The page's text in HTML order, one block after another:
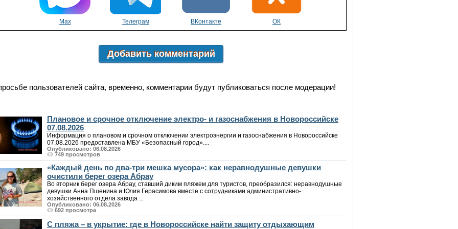
Max Телеграм ВКонтакте ОК
Добавить комментарий
пользователей сайта, временно, комментарии будут публиковаться после модерации!
Плановое и срочное отключение электро- и газоснабжения в Новороссийске
07.08.2026
Информация о плановом и срочном отключении электроэнергии и газоснабжения в Новороссийске
07.08.2026 предоставлена МБУ «Безопасный город»....
Опубликовано: 06.08.2026
749 просмотров
«Каждый день по два-три мешка мусора»: как неравнодушные девушки
очистили берег озера Абрау
Во вторник берег озера Абрау, ставший диким пляжем для туристов, преобразился: неравнодушные
девушки Анна Пшенина и Юлия Герасимова вместе с сотрудниками административно-
хозяйственного отдела завода ...
Опубликовано: 06.08.2026
692 просмотра
С пляжа – в укрытие: где в Новороссийске найти защиту отдыхающим